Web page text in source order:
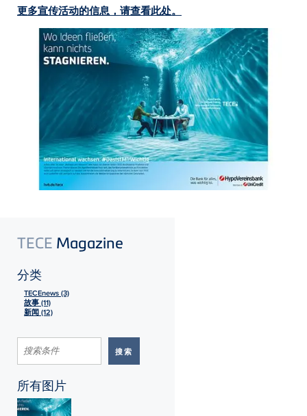
更多宣传活动的信息，请查看此处。
TECE Magazine
分类
TECEnews (3)
故事 (11)
新闻 (12)
所有图片